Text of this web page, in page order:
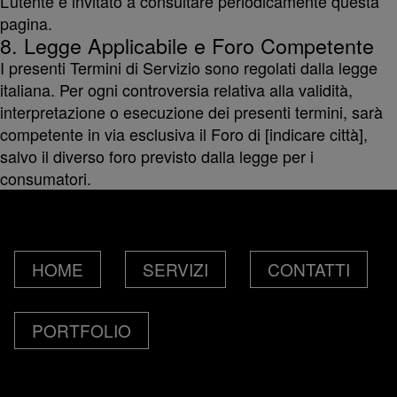
pagina.
8. Legge Applicabile e Foro Competente
I presenti Termini di Servizio sono regolati dalla legge
italiana. Per ogni controversia relativa alla validità,
interpretazione o esecuzione dei presenti termini, sarà
competente in via esclusiva il Foro di [indicare città],
salvo il diverso foro previsto dalla legge per i
consumatori.
HOME SERVIZI CONTATTI
PORTFOLIO
social media, i
quali
potrebbero
combinarle con
altre